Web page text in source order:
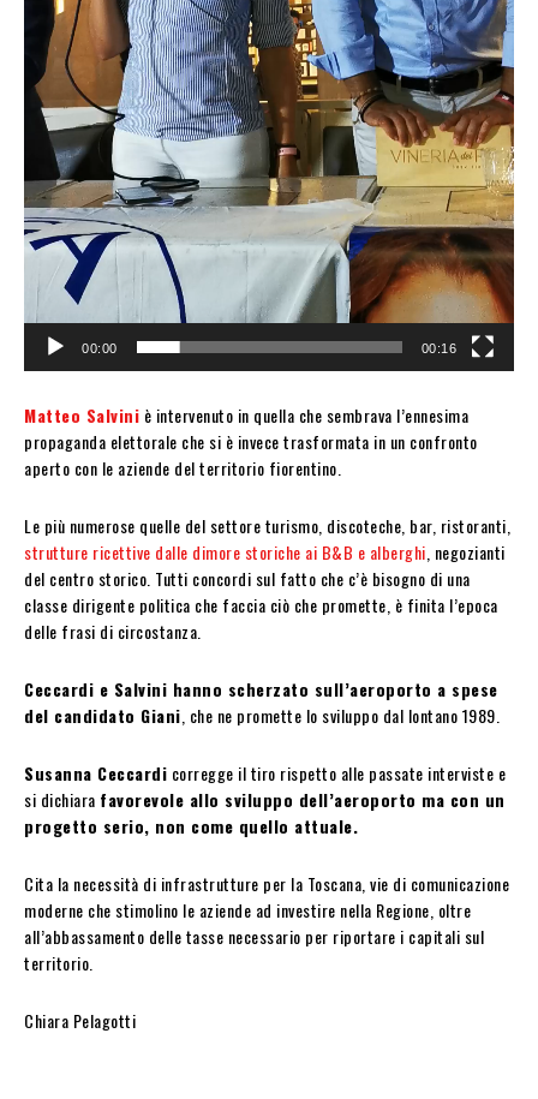
00:00 00:16
Matteo Salvini è intervenuto in quella che sembrava l’ennesima
propaganda elettorale che si è invece trasformata in un confronto
aperto con le aziende del territorio fiorentino.
Le più numerose quelle del settore turismo, discoteche, bar, ristoranti,
strutture ricettive dalle dimore storiche ai B&B e alberghi , negozianti
del centro storico. Tutti concordi sul fatto che c’è bisogno di una
classe dirigente politica che faccia ciò che promette, è finita l’epoca
delle frasi di circostanza.
Ceccardi e Salvini hanno scherzato sull’aeroporto a spese
del candidato Giani , che ne promette lo sviluppo dal lontano 1989.
Susanna Ceccardi corregge il tiro rispetto alle passate interviste e
si dichiara favorevole allo sviluppo dell’aeroporto ma con un
progetto serio, non come quello attuale.
Cita la necessità di infrastrutture per la Toscana, vie di comunicazione
moderne che stimolino le aziende ad investire nella Regione, oltre
all’abbassamento delle tasse necessario per riportare i capitali sul
territorio.
Chiara Pelagotti